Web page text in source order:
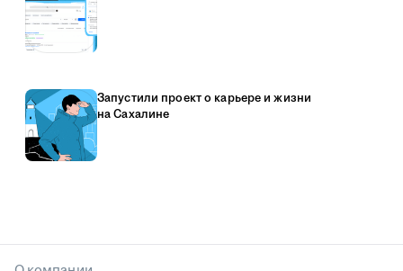
Запустили проект о карьере и жизни
на Сахалине